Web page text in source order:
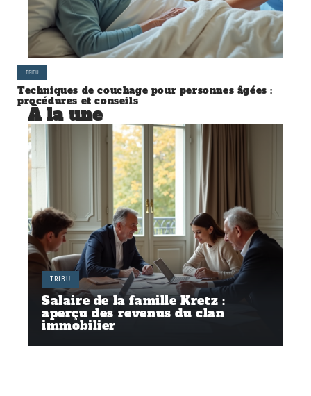
TRIBU
Techniques de couchage pour personnes âgées :
procédures et conseils
À la une
TRIBU
Salaire de la famille Kretz :
aperçu des revenus du clan
immobilier